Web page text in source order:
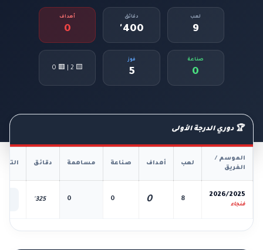
لعب
9
دقائق
400'
أهداف
0
صناعة
0
فوز
5
🟨 2 | 🟥 0
🏆 دوري الدرجة الأولى
الموسم /
الفريق
لعب أهداف صناعة مساهمة دقائق
2026/2025
فنجاء
8
0
0
0
325'